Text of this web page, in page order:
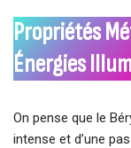
Propriétés
Énergies
On pense que le
intense et d’une